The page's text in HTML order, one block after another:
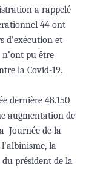
a rappelé
44 ont
d’exécution et
pu être
la Covid-19.
dernière 48.150
augmentation de
Journée de la
la
président de la